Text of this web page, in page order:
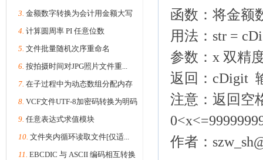
3. 金额数字转换为会计用金额大写
4. 计算圆周率 PI 任意位数
5. 文件批量随机次序重命名
6. 按拍摄时间对JPG照片文件重...
7. 在子过程中为动态数组分配内存
8. VCF文件UTF-8加密码转换为明码
9. 任意表达式求值模块
10. 文件夹内循环读取文件[仅适...
11. EBCDIC 与 ASCII 编码相互转换
函数：将金额
用法：str =
参数：x 双精
返回：cDigit
注意：返回空
作者：